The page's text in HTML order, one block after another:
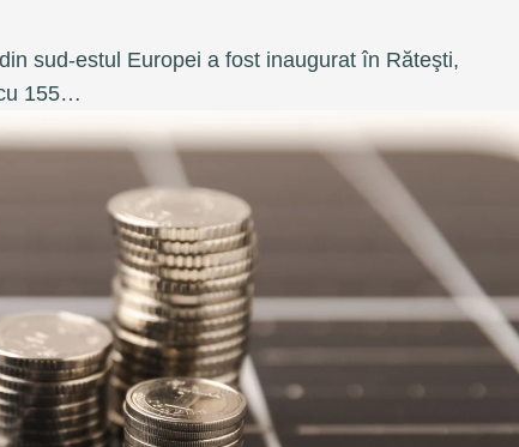
sud-estul Europei a fost inaugurat în Răteşti,
155…